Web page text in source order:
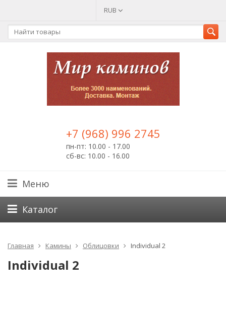
RUB
+7 (968) 996 2745
пн-пт: 10.00 - 17.00
сб-вс: 10.00 - 16.00
Меню
Каталог
Главная Камины Облицовки Individual 2
Individual 2